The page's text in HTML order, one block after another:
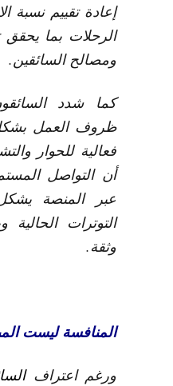
إعادة تقييم نسبة
الرحلات بما يحقق
ومصالح السائقين.
كما شدد
ظروف العمل بشكل
فعالية للحوار
أن التواصل
عبر المنصة
التوترات الحالية
وثقة.
المنافسة ليست
ورغم اعتراف